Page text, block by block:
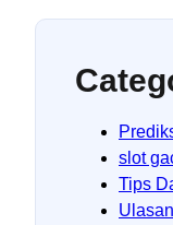
slot
Tips